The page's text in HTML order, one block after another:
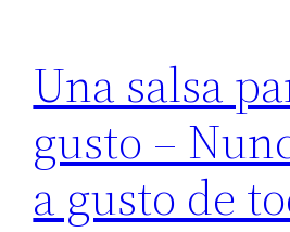
Una salsa
gusto –
a gusto de